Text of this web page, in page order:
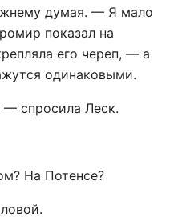
думая. — Я мало
показал на
его череп, — а
одинаковыми.
спросила Леск.
На Потенсе?